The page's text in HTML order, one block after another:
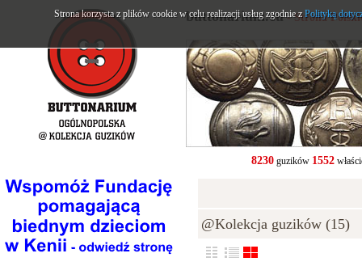
buttonarium.eu- Strona
8230guzików 1552
@Kolekcja guzików (15)
Strona korzysta z plików cookie w celu realizacji usług zgodnie zPolityką